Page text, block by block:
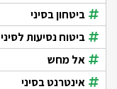
ביטחון בסיני
ביטוח נסיעות לסיני
אל מחש
אינטרנט בסיני